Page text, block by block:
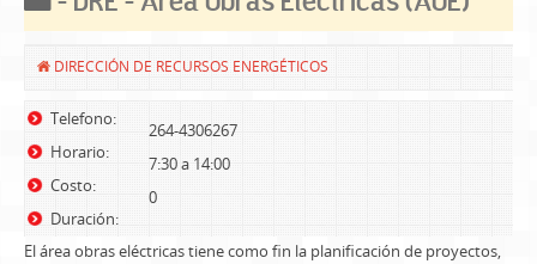
DIRECCIÓN DE RECURSOS ENERGÉTICOS
Telefono:
Horario:
Costo:
Duración:
264-4306267
7:30 a 14:00
0
El área obras eléctricas tiene como fin la planificación de proyectos,